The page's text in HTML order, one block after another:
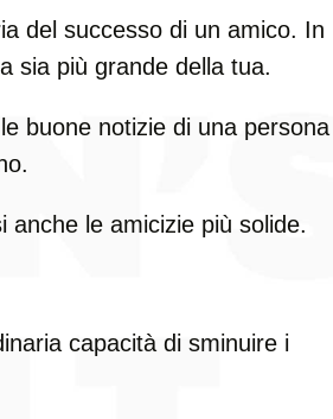
del successo di un amico. In
sia più grande della tua.
buone notizie di una persona
anche le amicizie più solide.
capacità di sminuire i